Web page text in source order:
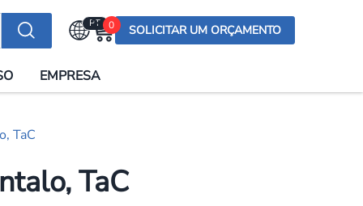
PT
English (US)
Deutsch
Français
0 SOLICITAR UM ORÇAMENTO
EMPRESA
TaC
TaC